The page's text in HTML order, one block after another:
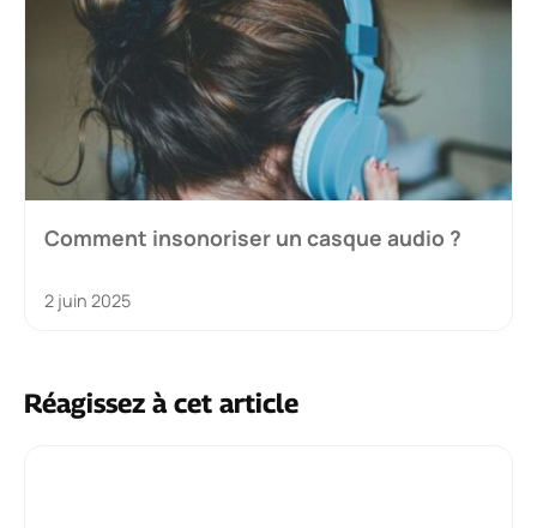
Comment insonoriser un casque audio ?
2 juin 2025
Réagissez à cet article